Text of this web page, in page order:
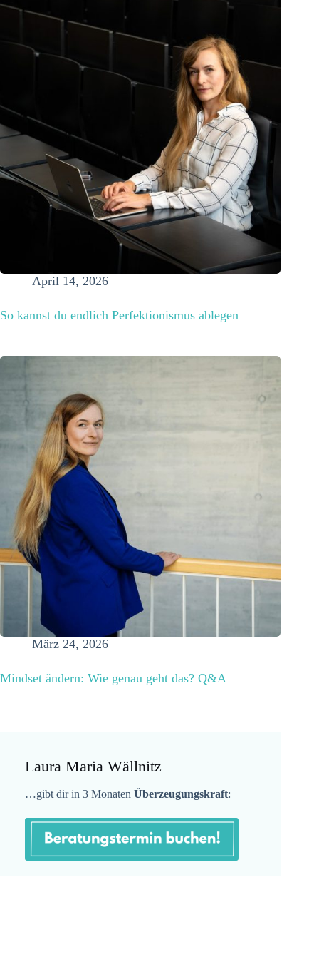
April 14, 2026
So kannst du endlich Perfektionismus ablegen
März 24, 2026
Mindset ändern: Wie genau geht das? Q&A
Laura Maria Wällnitz
…gibt dir in 3 Monaten Überzeugungskraft: